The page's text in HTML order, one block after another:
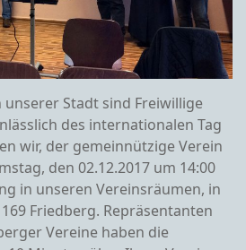
unserer Stadt sind Freiwillige
des internationalen Tag
wir, der gemeinnützige Verein
den 02.12.2017 um 14:00
in unseren Vereinsräumen, in
Friedberg. Repräsentanten
Vereine haben die